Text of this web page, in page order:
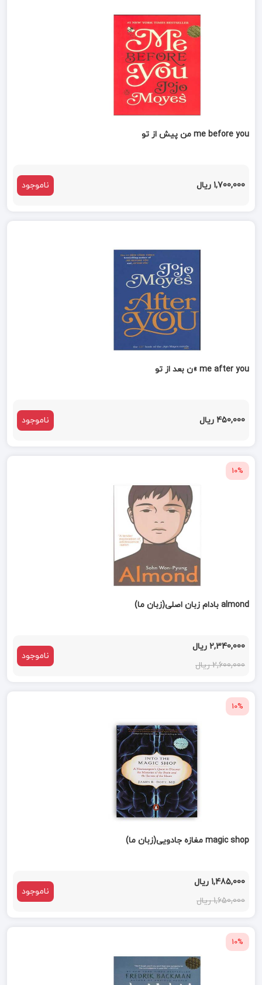
me before you من پیش از تو
1,700,000 ریال ناموجود
me after you »ن بعد از تو
450,000 ریال ناموجود
10%
almond بادام زبان اصلی(زبان ما)
2,340,000 ریال
2,600,000 ریال
ناموجود
10%
magic shop مغازه جادویی(زبان ما)
1,485,000 ریال
1,650,000 ریال
ناموجود
10%